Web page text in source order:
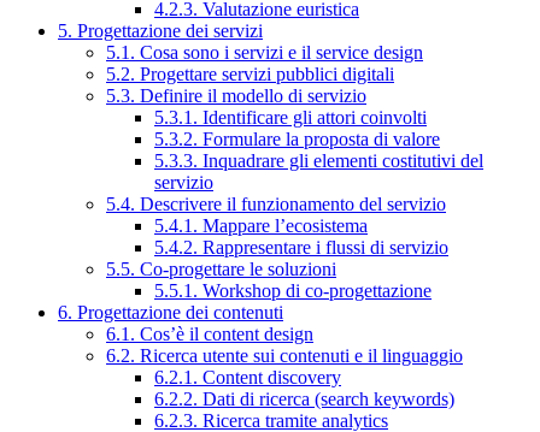
4.2.3. Valutazione euristica
5. Progettazione dei servizi
5.1. Cosa sono i servizi e il service design
5.2. Progettare servizi pubblici digitali
5.3. Definire il modello di servizio
5.3.1. Identificare gli attori coinvolti
5.3.2. Formulare la proposta di valore
5.3.3. Inquadrare gli elementi costitutivi del
servizio
5.4. Descrivere il funzionamento del servizio
5.4.1. Mappare l’ecosistema
5.4.2. Rappresentare i flussi di servizio
5.5. Co-progettare le soluzioni
5.5.1. Workshop di co-progettazione
6. Progettazione dei contenuti
6.1. Cos’è il content design
6.2. Ricerca utente sui contenuti e il linguaggio
6.2.1. Content discovery
6.2.2. Dati di ricerca (search keywords)
6.2.3. Ricerca tramite analytics